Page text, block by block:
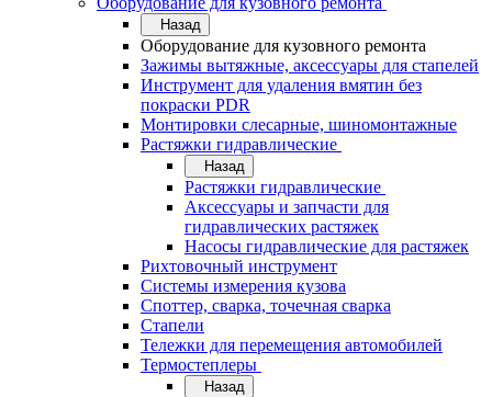
Назад
Оборудование для кузовного ремонта
Зажимы вытяжные, аксессуары для стапелей
Инструмент для удаления вмятин без
покраски PDR
Монтировки слесарные, шиномонтажные
Растяжки гидравлические
Назад
Растяжки гидравлические
Аксессуары и запчасти для
гидравлических растяжек
Насосы гидравлические для растяжек
Рихтовочный инструмент
Системы измерения кузова
Споттер, сварка, точечная сварка
Стапели
Тележки для перемещения автомобилей
Термостеплеры
Назад